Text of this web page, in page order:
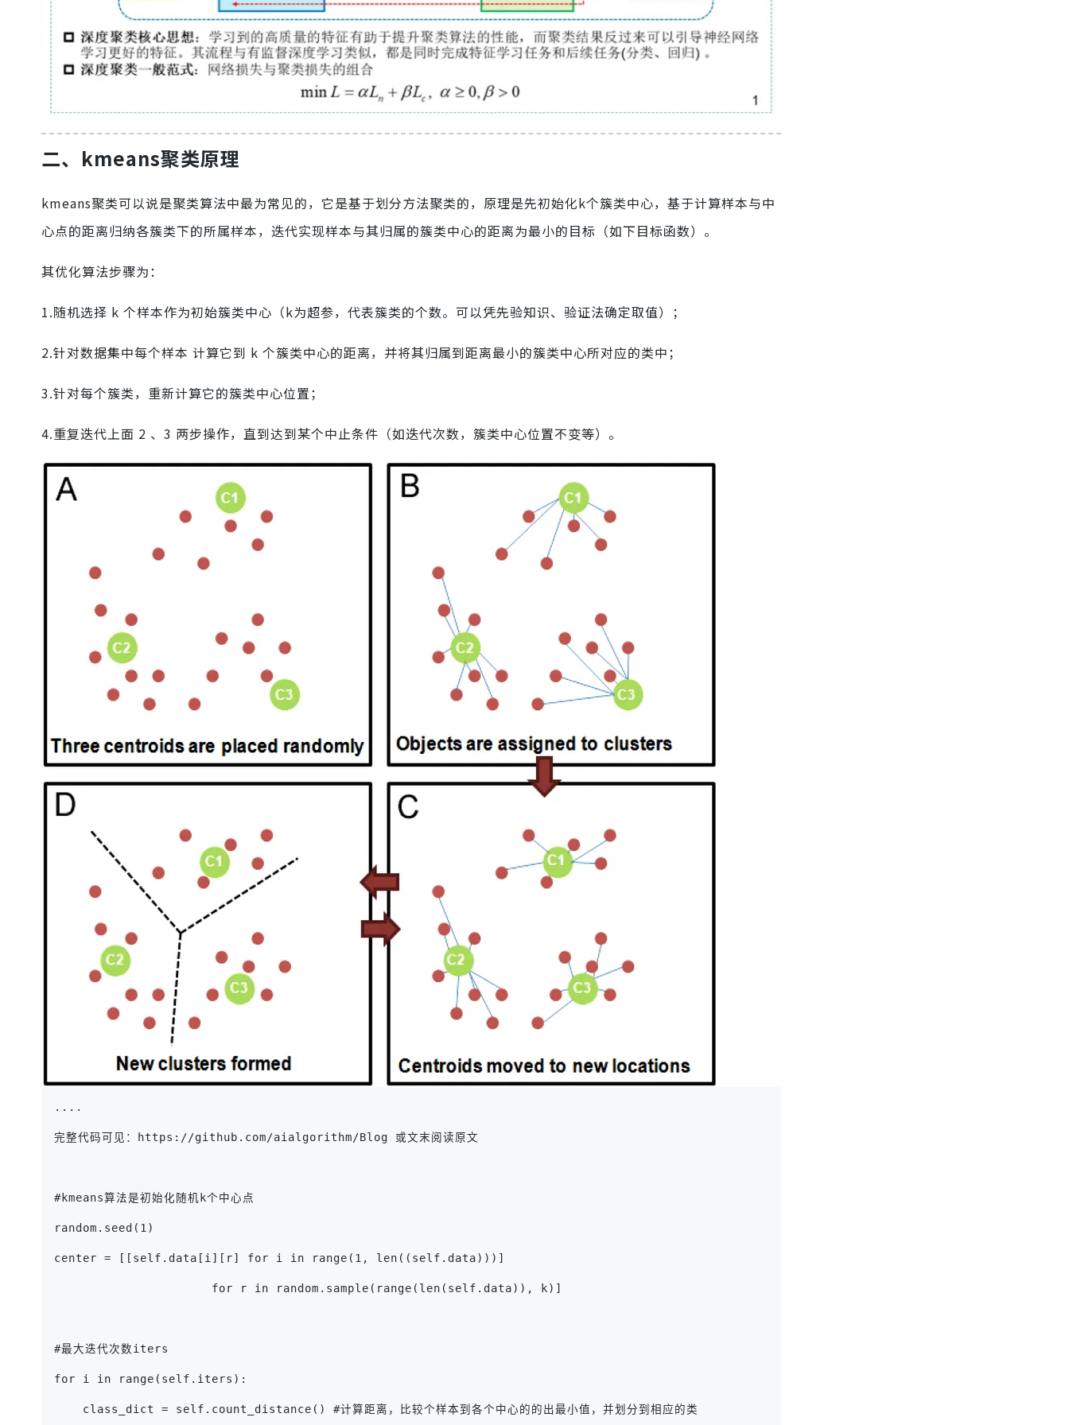
二、kmeans聚类原理
kmeans聚类可以说是聚类算法中最为常见的，它是基于划分方法聚类的，原理是先初始化k个簇类中心，基于计算样本与中
心点的距离归纳各簇类下的所属样本，迭代实现样本与其归属的簇类中心的距离为最小的目标（如下目标函数）。
其优化算法步骤为：
1.随机选择 k 个样本作为初始簇类中心（k为超参，代表簇类的个数。可以凭先验知识、验证法确定取值）；
2.针对数据集中每个样本 计算它到 k 个簇类中心的距离，并将其归属到距离最小的簇类中心所对应的类中；
3.针对每个簇类，重新计算它的簇类中心位置；
4.重复迭代上面 2 、3 两步操作，直到达到某个中止条件（如迭代次数，簇类中心位置不变等）。
....
完整代码可见：https://github.com/aialgorithm/Blog 或文末阅读原文
#kmeans算法是初始化随机k个中心点
random.seed(1)
center = [[self.data[i][r] for i in range(1, len((self.data)))]
                      for r in random.sample(range(len(self.data)), k)]
#最大迭代次数iters
for i in range(self.iters):
    class_dict = self.count_distance() #计算距离，比较个样本到各个中心的的出最小值，并划分到相应的类